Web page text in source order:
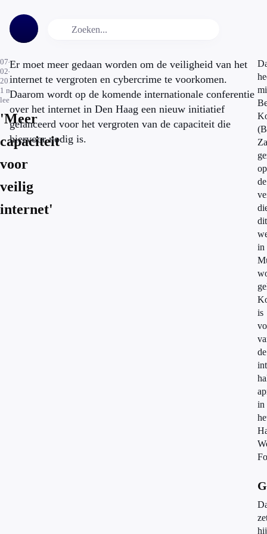
07-
02-
2015
1 min.
leestijd
'Meer
capaciteit
voor
veilig
internet'
Er moet meer gedaan worden om de veiligheid van het
internet te vergroten en cybercrime te voorkomen.
Daarom wordt op de komende internationale conferentie
over het internet in Den Haag een nieuw initiatief
gelanceerd voor het vergroten van de capaciteit die
hiervoor nodig is.
op
de
dit
in
is
de
in
hij